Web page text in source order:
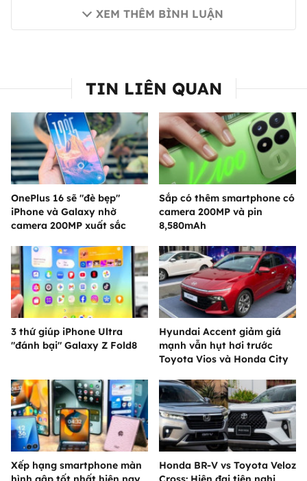
XEM THÊM BÌNH LUẬN
TIN LIÊN QUAN
OnePlus 16 sẽ "đè bẹp"
iPhone và Galaxy nhờ
camera 200MP xuất sắc
Sắp có thêm smartphone có
camera 200MP và pin
8,580mAh
3 thứ giúp iPhone Ultra
"đánh bại" Galaxy Z Fold8
Hyundai Accent giảm giá
mạnh vẫn hụt hơi trước
Toyota Vios và Honda City
Xếp hạng smartphone màn
Honda BR-V vs Toyota Veloz